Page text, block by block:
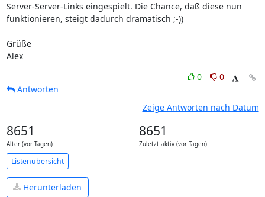
Server-Server-Links eingespielt. Die Chance, daß diese nun
funktionieren, steigt dadurch dramatisch ;-))
Grüße
Alex
0
0
Antworten
Zeige Antworten nach Datum
8651
Alter (vor Tagen)
8651
Zuletzt aktiv (vor Tagen)
Listenübersicht
Herunterladen